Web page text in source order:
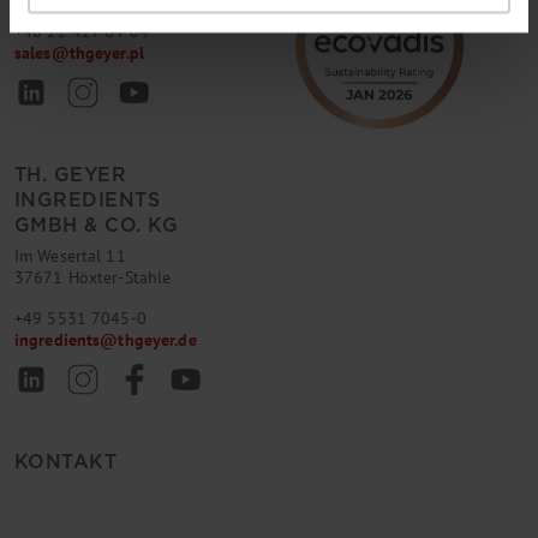
+48 22 427 64 64
sales@thgeyer.pl
TH. GEYER
INGREDIENTS
GMBH & CO. KG
Im Wesertal 11
37671 Höxter-Stahle
+49 5531 7045-0
ingredients@thgeyer.de
KONTAKT